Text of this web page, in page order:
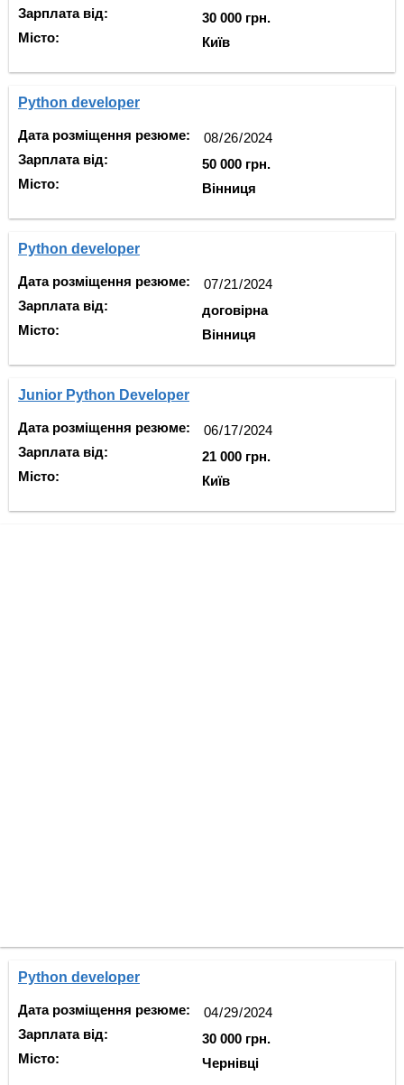
Зарплата від:
Місто:
30 000 грн.
Київ
Python developer
Дата розміщення резюме:
Зарплата від:
Місто:
50 000 грн.
Вінниця
Python developer
Дата розміщення резюме:
Зарплата від:
Місто:
договірна
Вінниця
Junior Python Developer
Дата розміщення резюме:
Зарплата від:
Місто:
21 000 грн.
Київ
Python developer
Дата розміщення резюме:
Зарплата від:
Місто:
30 000 грн.
Чернівці